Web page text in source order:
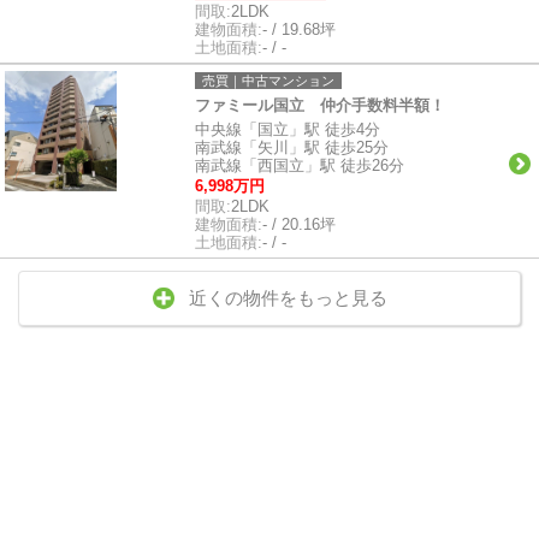
間取:2LDK
建物面積:- / 19.68坪
土地面積:- / -
売買｜中古マンション
ファミール国立 仲介手数料半額！
中央線「国立」駅 徒歩4分
南武線「矢川」駅 徒歩25分
南武線「西国立」駅 徒歩26分
6,998万円
間取:2LDK
建物面積:- / 20.16坪
土地面積:- / -
近くの物件をもっと見る